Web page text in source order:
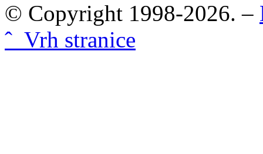
© Copyright 1998-2026. –
ˆ Vrh stranice